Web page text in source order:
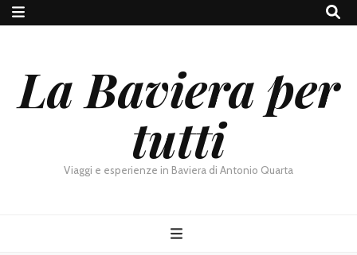
La Baviera per
tutti
Viaggi e esperienze in Baviera di Antonio Quarta